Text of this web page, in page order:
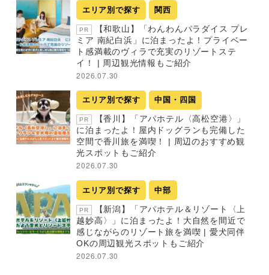
エリア別で探す 関西
PR
【和歌山】「わんわんパラダイス プレ
ミア 南紀白浜」に泊まったよ！プライベー
ト感満載のヴィラで充実のリゾートステ
イ！ | 周辺観光情報もご紹介
2026.07.30
エリア別で探す 中国・四国
PR
【香川】「アパホテル〈高松空港〉」
に泊まったよ！屋内ドッグランも完備した
空間で香川旅を満喫！ | 周辺のおすすめ観
光スポットもご紹介
2026.07.30
エリア別で探す 中部
PR
【新潟】「アパホテル＆リゾート〈上
越妙高〉」に泊まったよ！大自然を間近で
感じながらのリゾート旅を満喫 | 愛犬同伴
OKの周辺観光スポットもご紹介
2026.07.30